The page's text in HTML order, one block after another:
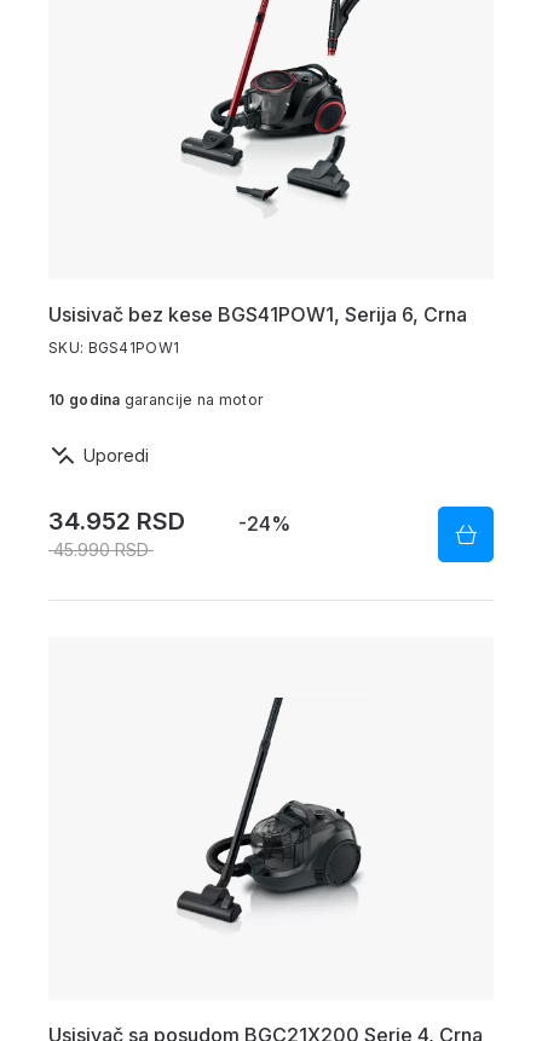
Usisivač bez kese BGS41POW1, Serija 6, Crna
SKU: BGS41POW1
10 godina garancije na motor
Uporedi
34.952 RSD
45.990 RSD
-24%
Usisivač sa posudom BGC21X200 Serie 4, Crna